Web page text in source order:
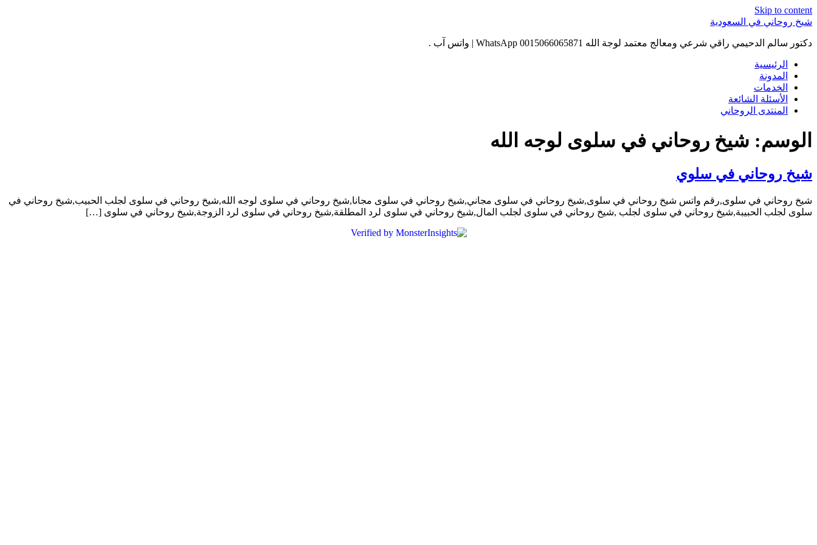
Skip to content
شيخ روحاني في السعودية
دكتور سالم الدحيمي راقي شرعي ومعالج معتمد لوجة الله 0015066065871 WhatsApp | واتس آب .
الرئيسية
المدونة
الخدمات
الأسئلة الشائعة
المنتدى الروحاني
الوسم: شيخ روحاني في سلوى لوجه الله
شيخ روحاني في سلوي
شيخ روحاني في سلوى,رقم واتس شيخ روحاني في سلوى,شيخ روحاني في سلوى مجاني,شيخ روحاني في سلوى مجانا,شيخ روحاني في سلوى لوجه الله,شيخ روحاني في سلوى لجلب الحبيب,شيخ روحاني في
سلوى لجلب الحبيبة,شيخ روحاني في سلوى لجلب ,شيخ روحاني في سلوى لجلب المال,شيخ روحاني في سلوى لرد المطلقة,شيخ روحاني في سلوى لرد الزوجة,شيخ روحاني في سلوى […]